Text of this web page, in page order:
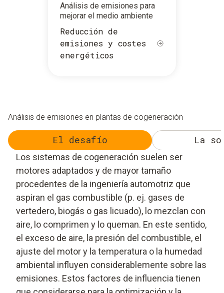
Análisis de emisiones para
mejorar el medio ambiente
Reducción de
emisiones y costes
energéticos
Análisis de emisiones en plantas de cogeneración
El desafío La
Los sistemas de cogeneración suelen ser
motores adaptados y de mayor tamaño
procedentes de la ingeniería automotriz que
aspiran el gas combustible (p. ej. gases de
vertedero, biogás o gas licuado), lo mezclan con
aire, lo comprimen y lo queman. En este sentido,
el exceso de aire, la presión del combustible, el
ajuste del motor y la temperatura o la humedad
ambiental influyen considerablemente sobre las
emisiones. Estos factores de influencia tienen